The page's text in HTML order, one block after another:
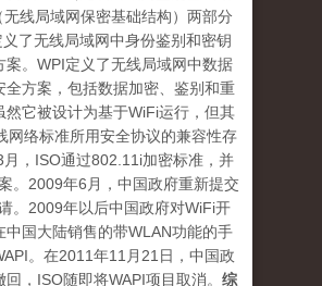
线局域网保密基础结构）两部分
了无线局域网中身份鉴别和密钥
案。WPI定义了无线局域网中数据
全方案，包括数据加密、鉴别和重
然它被设计为基于WiFi运行，但其
网络标准所用安全协议的兼容性存
，ISO通过802.11i加密标准，并
。2009年6月，中国政府重新提交
。2009年以后中国政府对WiFi开
中国大陆销售的带WLAN功能的手
。在2011年11月21日，中国政
，ISO随即将WAPI项目取消。 综